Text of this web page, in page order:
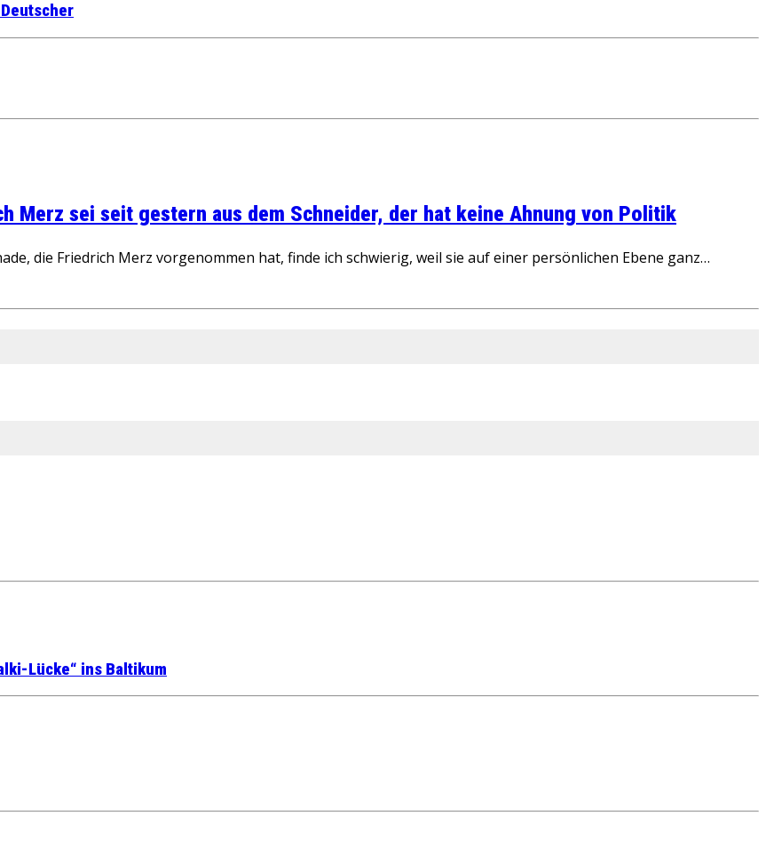
Merz sei seit gestern aus dem Schneider, der hat keine Ahnung von Politik
die Friedrich Merz vorgenommen hat, finde ich schwierig, weil sie auf einer persönlichen Ebene ganz…
Lücke“ ins Baltikum